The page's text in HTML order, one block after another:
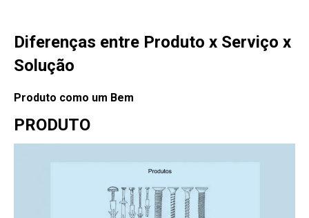
Diferenças entre Produto x Serviço x
Solução
Produto como um Bem
PRODUTO